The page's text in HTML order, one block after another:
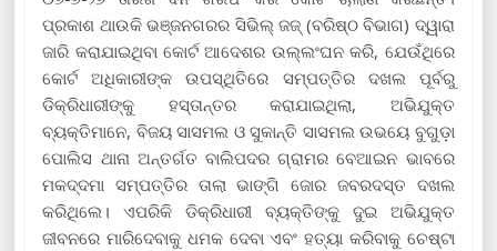
ପ୍ରକାଶ ଥାଉକି ଭଞ୍ଜନଗରର ସିଭିଲ୍ ଜଜ୍ (ବରିଷ୍ଠ ବିଭାଗ) ଦ୍ୱାରା
ଜାରି କରାଯାଇଥିବା କୋର୍ଟ ଆଦେଶର ଉଲ୍ଲଂଘନ କରି, ଯେଉଁଥିରେ
କୋର୍ଟ ଅଧିକାରୀଙ୍କ ଉପସ୍ଥିତିରେ ସମ୍ପତ୍ତିର ଦଖଲ ପୂର୍ବରୁ
ଡିକ୍ରିଧାରୀଙ୍କୁ ହସ୍ତାନ୍ତର କରାଯାଇଥିଲା, ଅଭିଯୁକ୍ତ
ବ୍ୟକ୍ତିମାନେ, ବିଜୟ ସାସମଲ ଓ ସୁକାନ୍ତି ସାସମଲ ଉଭୟେ ବୁଗୁଡ଼ା
ପୋଲିସ ଥାନା ଅନ୍ତର୍ଗତ ବାଲିପଦର ଗ୍ରାମର ବେଆଇନ ଭାବରେ
ମକଦ୍ଦମା ସମ୍ପତ୍ତିର ତାଲା ଭାଙ୍ଗି ଜୋର ଜବରଦସ୍ତ ଦଖଲ
କରିଥିଲେ। ଏପରିକି ଡିକ୍ରିଧାରୀ ବ୍ୟକ୍ତିଙ୍କୁ ଦୁଇ ଅଭିଯୁକ୍ତ
ଜୀବନରେ ମାରିଦେବାକୁ ଧମକ ଦେବା ଏବଂ ହତ୍ୟା କରିବାକୁ ଚେଷ୍ଟା